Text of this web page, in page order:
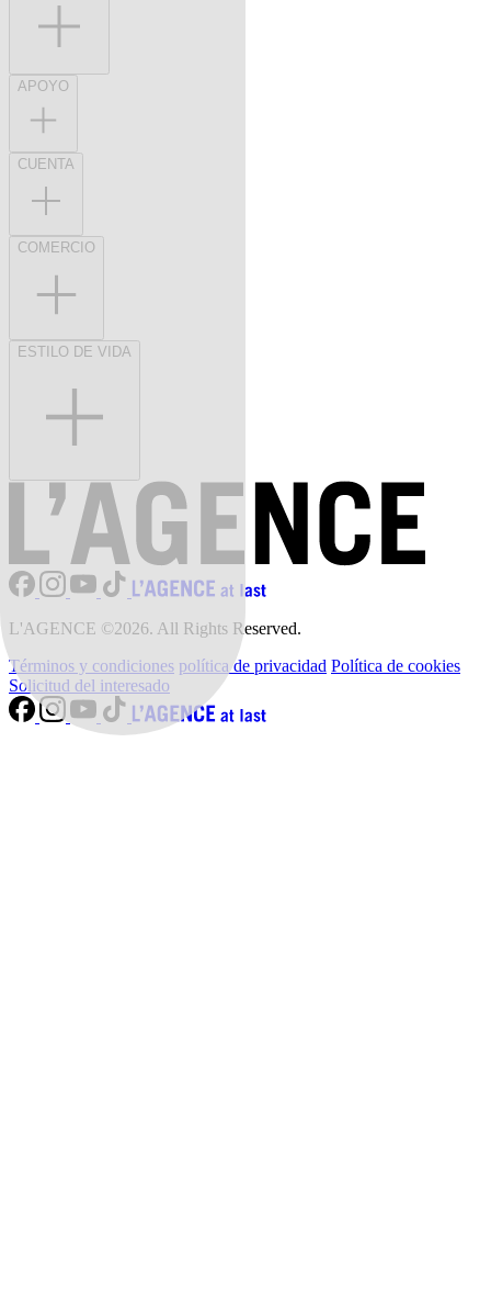
APOYO
CUENTA
COMERCIO
ESTILO DE VIDA
L'AGENCE ©2026. All Rights Reserved.
Términos y condiciones política de privacidad Política de cookies
Solicitud del interesado